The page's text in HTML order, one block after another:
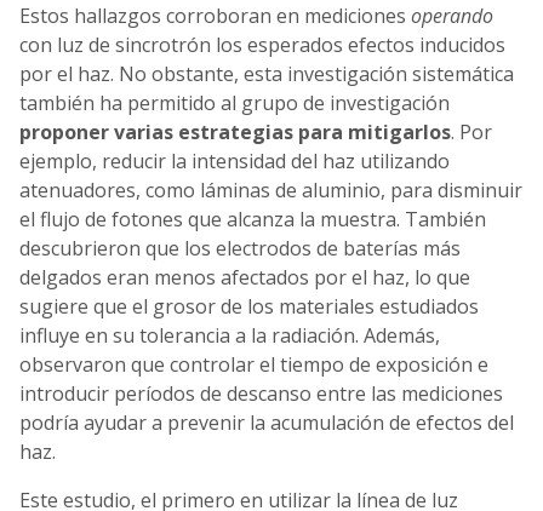
Estos hallazgos corroboran en mediciones operando
con luz de sincrotrón los esperados efectos inducidos
por el haz. No obstante, esta investigación sistemática
también ha permitido al grupo de investigación
proponer varias estrategias para mitigarlos. Por
ejemplo, reducir la intensidad del haz utilizando
atenuadores, como láminas de aluminio, para disminuir
el flujo de fotones que alcanza la muestra. También
descubrieron que los electrodos de baterías más
delgados eran menos afectados por el haz, lo que
sugiere que el grosor de los materiales estudiados
influye en su tolerancia a la radiación. Además,
observaron que controlar el tiempo de exposición e
introducir períodos de descanso entre las mediciones
podría ayudar a prevenir la acumulación de efectos del
haz.
Este estudio, el primero en utilizar la línea de luz